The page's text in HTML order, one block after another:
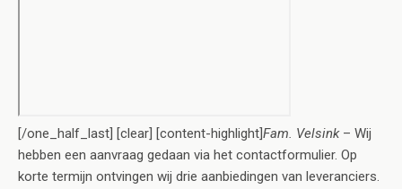
[/one_half_last] [clear] [content-highlight]Fam. Velsink– Wij
hebben een aanvraag gedaan via het contactformulier. Op
korte termijn ontvingen wij drie aanbiedingen van leveranciers.